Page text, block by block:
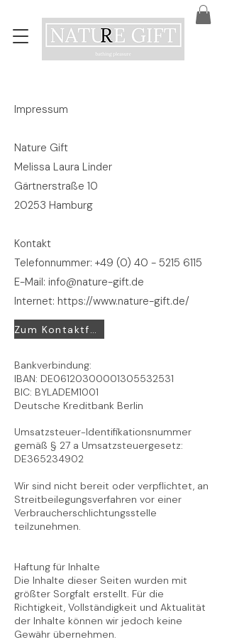
Impressum
Nature Gift
Melissa Laura Linder
Gärtnerstraße 10
20253 Hamburg
Kontakt
Telefonnummer: +49 (0) 40 - 5215 6115
E-Mail: info@nature-gift.de
Internet: https://www.nature-gift.de/
Zum Kontaktformular
Bankverbindung:
IBAN: DE06120300001305532531
BIC: BYLADEM1001
Deutsche Kreditbank Berlin
Umsatzsteuer-Identifikationsnummer
gemäß § 27 a Umsatzsteuergesetz:
DE365234902
Wir sind nicht bereit oder verpflichtet, an
Streitbeilegungsverfahren vor einer
Verbraucherschlichtungsstelle
teilzunehmen.
Haftung für Inhalte
Die Inhalte dieser Seiten wurden mit
größter Sorgfalt erstellt. Für die
Richtigkeit, Vollständigkeit und Aktualität
der Inhalte können wir jedoch keine
Gewähr übernehmen.